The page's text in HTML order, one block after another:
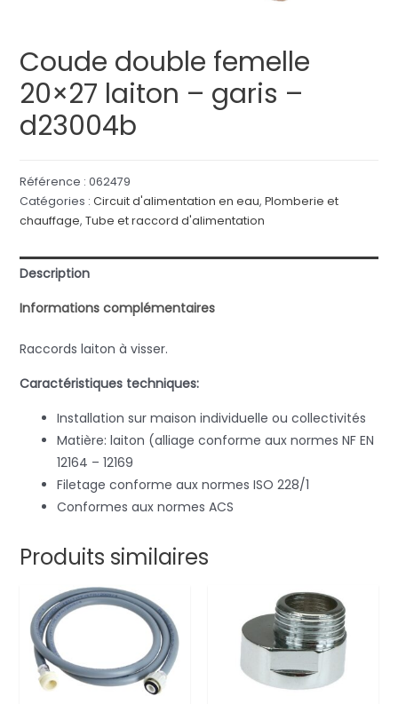
Coude double femelle
20×27 laiton – garis –
d23004b
Référence : 062479
Catégories : Circuit d'alimentation en eau, Plomberie et
chauffage, Tube et raccord d'alimentation
Description
Informations complémentaires
Raccords laiton à visser.
Caractéristiques techniques:
Installation sur maison individuelle ou collectivités
Matière: laiton (alliage conforme aux normes NF EN
12164 – 12169
Filetage conforme aux normes ISO 228/1
Conformes aux normes ACS
Produits similaires